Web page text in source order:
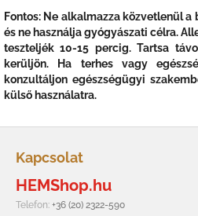
Fontos: Ne alkalmazza közvetlenül a
és ne használja gyógyászati célra.
teszteljék 10-15 percig. Tartsa
kerüljön. Ha terhes vagy
konzultáljon egészségügyi
külső használatra.
Kapcsolat
HEMShop.hu
Telefon: +36 (20) 2322-590